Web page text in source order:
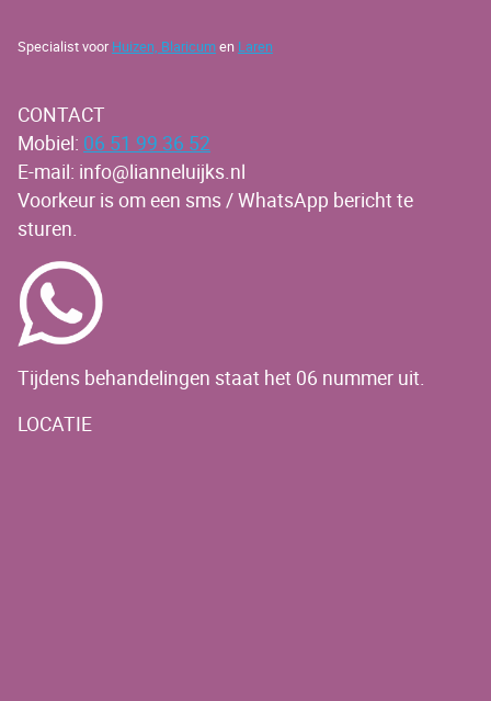
Specialist voor Huizen, Blaricumen Laren
CONTACT
Mobiel: 06 51 99 36 52
E-mail: info@lianneluijks.nl
Voorkeur is om een sms / WhatsApp bericht te
sturen.
Tijdens behandelingen staat het 06 nummer uit.
LOCATIE